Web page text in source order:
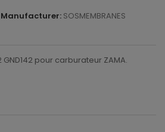
Manufacturer: SOSMEMBRANES
pour carburateur ZAMA.